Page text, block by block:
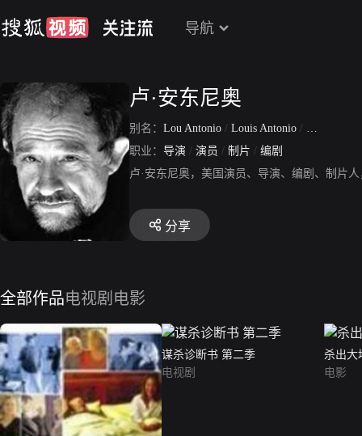
导航
卢·安东尼奥
别名： Lou Antonio / Louis Antonio / Theo James
职业： 导演 / 演员 / 制片 / 编剧
卢·安东尼奥，美国演员、导演、编剧、制片
分享
全部作品电视剧 电影
谋杀诊断书 第二季
电视剧
杀出大
电影